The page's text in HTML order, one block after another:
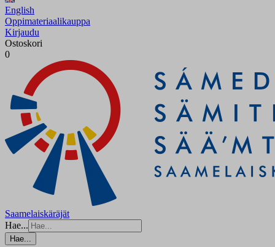
English
Oppimateriaalikauppa
Kirjaudu
Ostoskori
0
Saamelaiskäräjät
Hae...
Hae...